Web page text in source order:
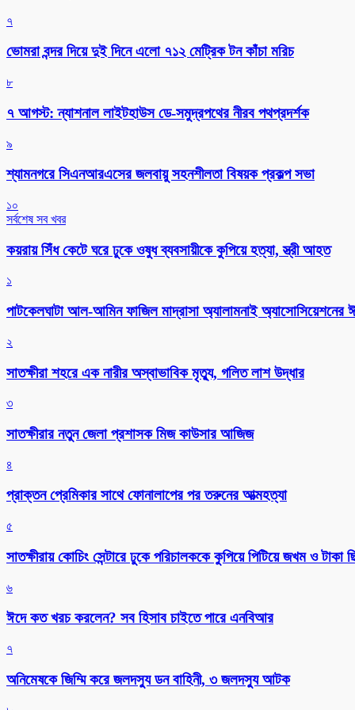
৭
ভোমরা বন্দর দিয়ে দুই দিনে এলো ৭১২ মেট্রিক টন কাঁচা মরিচ
৮
৭ আগস্ট: ন্যাশনাল লাইটহাউস ডে-সমুদ্রপথের নীরব পথপ্রদর্শক
৯
শ্যামনগরে সিএনআরএসের জলবায়ু সহনশীলতা বিষয়ক প্রকল্প সভা
১০
সর্বশেষ সব খবর
কয়রায় সিঁধ কেটে ঘরে ঢুকে ওষুধ ব্যবসায়ীকে কুপিয়ে হত্যা, স্ত্রী আহত
১
পাটকেলঘাটা আল-আমিন ফাজিল মাদ্রাসা অ্যালামনাই অ্যাসোসিয়েশনের
২
সাতক্ষীরা শহরে এক নারীর অস্বাভাবিক মৃত্যু, গলিত লাশ উদ্ধার
৩
সাতক্ষীরার নতুন জেলা প্রশাসক মিজ কাউসার আজিজ
৪
প্রাক্তন প্রেমিকার সাথে ফোনালাপের পর তরুনের আত্মহত্যা
৫
সাতক্ষীরায় কোচিং সেন্টারে ঢুকে পরিচালককে কুপিয়ে পিটিয়ে জখম ও টাকা
৬
ঈদে কত খরচ করলেন? সব হিসাব চাইতে পারে এনবিআর
৭
অনিমেষকে জিম্মি করে জলদস্যু ডন বাহিনী, ৩ জলদস্যু আটক